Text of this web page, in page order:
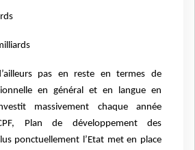
pas en reste en termes de
en général et en langue en
massivement chaque année
Plan de développement des
ponctuellement l’Etat met en place